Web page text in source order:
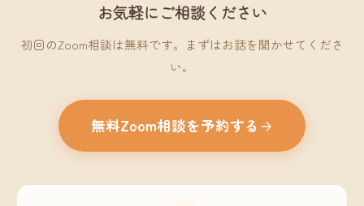
お気軽にご相談ください
初回のZoom相談は無料です。まずはお話を聞かせてくださ
い。
無料Zoom相談を予約する